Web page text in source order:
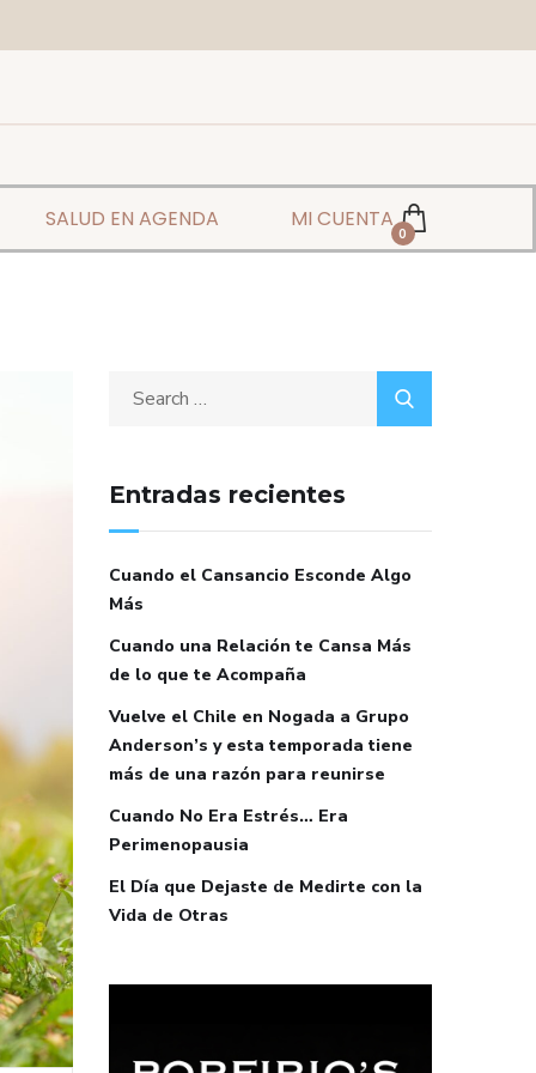
SALUD EN AGENDA MI CUENTA
0
Entradas recientes
Cuando el Cansancio Esconde Algo
Más
Cuando una Relación te Cansa Más
de lo que te Acompaña
Vuelve el Chile en Nogada a Grupo
Anderson’s y esta temporada tiene
más de una razón para reunirse
Cuando No Era Estrés… Era
Perimenopausia
El Día que Dejaste de Medirte con la
Vida de Otras